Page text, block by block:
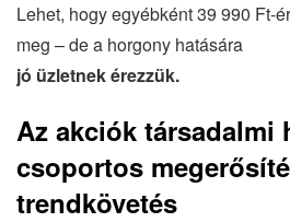
Lehet, hogy egyébként 39 990 Ft-
meg – de a horgony hatására
jó üzletnek érezzük.
Az akciók társadalmi
csoportos
trendkövetés